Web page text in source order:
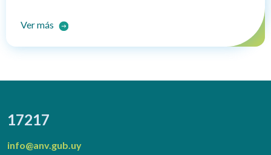
Ver más
17217
info@anv.gub.uy